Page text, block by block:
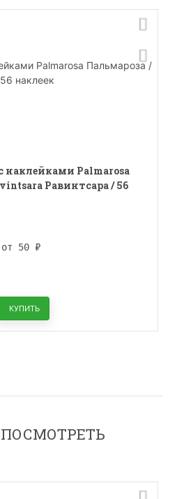
Palmarosa
Равинтсара / 56
от 50 ₽
КУПИТЬ